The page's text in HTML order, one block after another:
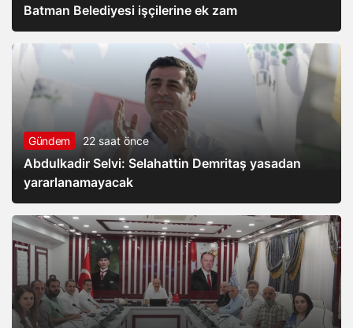
Batman Belediyesi işçilerine ek zam
Gündem 22 saat önce
Abdulkadir Selvi: Selahattin Demritaş yasadan
yararlanamayacak